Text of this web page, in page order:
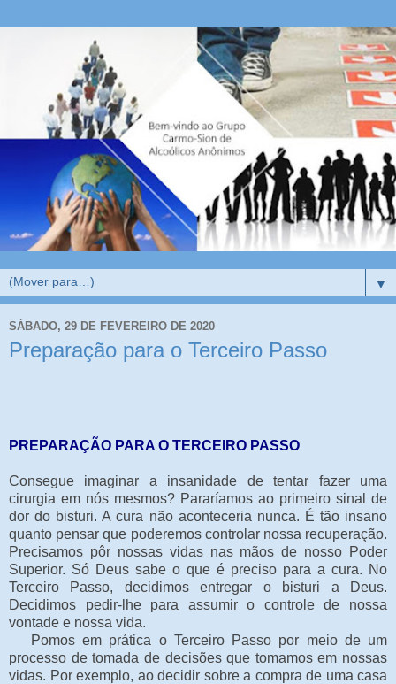
▼
SÁBADO, 29 DE FEVEREIRO DE 2020
Preparação para o Terceiro Passo
PREPARAÇÃO PARA O TERCEIRO PASSO
Consegue imaginar a insanidade de tentar fazer uma
cirurgia em nós mesmos? Pararíamos ao primeiro sinal de
dor do bisturi. A cura não aconteceria nunca. É tão insano
quanto pensar que poderemos controlar nossa recuperação.
Precisamos pôr nossas vidas nas mãos de nosso Poder
Superior. Só Deus sabe o que é preciso para a cura. No
Terceiro Passo, decidimos entregar o bisturi a Deus.
Decidimos pedir-lhe para assumir o controle de nossa
vontade e nossa vida.
Pomos em prática o Terceiro Passo por meio de um
processo de tomada de decisões que tomamos em nossas
vidas. Por exemplo, ao decidir sobre a compra de uma casa